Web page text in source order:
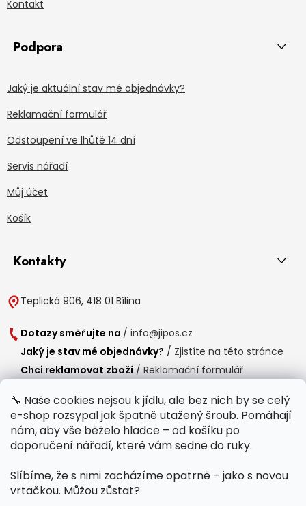
🔧 Naše cookies nejsou k jídlu, ale bez nich by se celý
e-shop rozsypal jak špatně utažený šroub. Pomáhají
nám, aby vše běželo hladce – od košíku po
doporučení nářadí, které vám sedne do ruky.
Slíbíme, že s nimi zacházíme opatrně – jako s novou
vrtačkou. Můžou zůstat?
Kontakt
Podpora
Jaký je aktuální stav mé objednávky?
Reklamační formulář
Odstoupení ve lhůtě 14 dní
Servis nářadí
Můj účet
Košík
Kontakty
Teplická 906, 418 01 Bílina
Dotazy směřujte na / info@jipos.cz
Jaký je stav mé objednávky? / Zjistíte na této stránce
Chci reklamovat zboží / Reklamační formulář
Provozní doba
Po-Čt / 8:00 - 15:00
Polední přestávka /11:00 - 11:30